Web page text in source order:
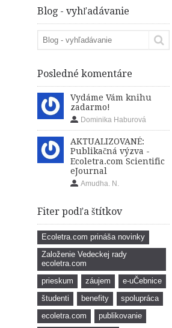
Blog - vyhľadávanie
Posledné komentáre
Vydáme Vám knihu
zadarmo!
Dominika Haburová
AKTUALIZOVANÉ:
Publikačná výzva -
Ecoletra.com Scientific
eJournal
Amudha. N.
Fiter podľa štítkov
Ecoletra.com prináša novinky
Založenie Vedeckej rady
ecoletra.com
prieskum
záujem
e-uČebnice
študenti
benefity
spolupráca
ecoletra.com
publikovanie